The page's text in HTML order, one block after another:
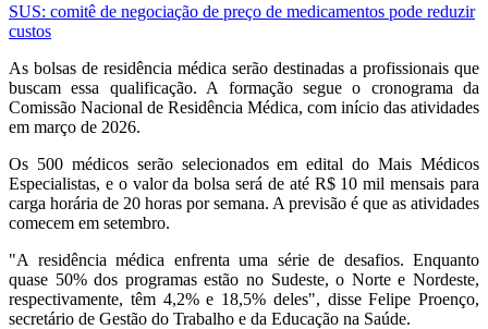
SUS: comitê de negociação de preço de medicamentos pode reduzir
custos
As bolsas de residência médica serão destinadas a profissionais que
buscam essa qualificação. A formação segue o cronograma da
Comissão Nacional de Residência Médica, com início das atividades
em março de 2026.
Os 500 médicos serão selecionados em edital do Mais Médicos
Especialistas, e o valor da bolsa será de até R$ 10 mil mensais para
carga horária de 20 horas por semana. A previsão é que as atividades
comecem em setembro.
"A residência médica enfrenta uma série de desafios. Enquanto
quase 50% dos programas estão no Sudeste, o Norte e Nordeste,
respectivamente, têm 4,2% e 18,5% deles", disse Felipe Proenço,
secretário de Gestão do Trabalho e da Educação na Saúde.